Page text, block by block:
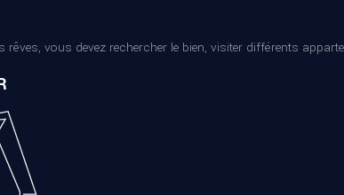
rêves, vous devez rechercher le bien, visiter différents